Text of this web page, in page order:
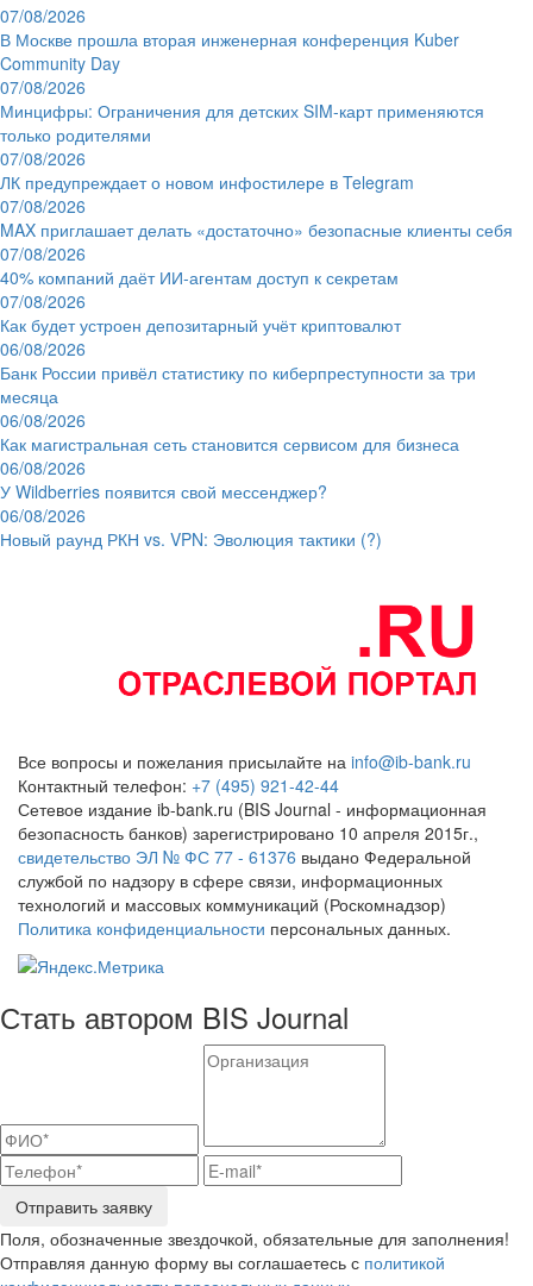
07/08/2026
В Москве прошла вторая инженерная конференция Kuber
Community Day
07/08/2026
Минцифры: Ограничения для детских SIM-карт применяются
только родителями
07/08/2026
ЛК предупреждает о новом инфостилере в Telegram
07/08/2026
MAX приглашает делать «достаточно» безопасные клиенты себя
07/08/2026
40% компаний даёт ИИ‑агентам доступ к секретам
07/08/2026
Как будет устроен депозитарный учёт криптовалют
06/08/2026
Банк России привёл статистику по киберпреступности за три
месяца
06/08/2026
Как магистральная сеть становится сервисом для бизнеса
06/08/2026
У Wildberries появится свой мессенджер?
06/08/2026
Новый раунд РКН vs. VPN: Эволюция тактики (?)
Все вопросы и пожелания присылайте на info@ib-bank.ru
Контактный телефон: +7 (495) 921-42-44
Сетевое издание ib-bank.ru (BIS Journal - информационная
безопасность банков) зарегистрировано 10 апреля 2015г.,
свидетельство ЭЛ № ФС 77 - 61376 выдано Федеральной
службой по надзору в сфере связи, информационных
технологий и массовых коммуникаций (Роскомнадзор)
Политика конфиденциальности персональных данных.
Стать автором BIS Journal
Отправить заявку
Поля, обозначенные звездочкой, обязательные для заполнения!
Отправляя данную форму вы соглашаетесь с политикой